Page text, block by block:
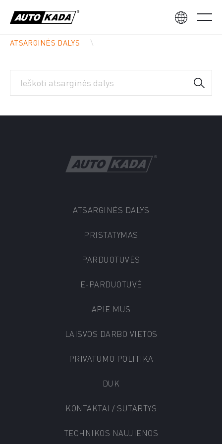
ATSARGINĖS DALYS
ATSARGINĖS DALYS
PRISTATYMAS
PARDUOTUVĖS
E-PARDUOTUVĖ
APIE MUS
LAISVOS DARBO VIETOS
PRIVATUMO POLITIKA
DUK
KONTAKTAI / SUTARTYS
TECHNIKOS NAUJIENOS